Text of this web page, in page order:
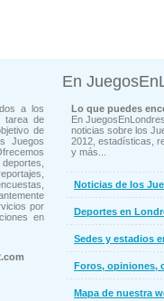
a los
tarea de
de
Juegos
por
en
En
Lo que puedes
En
noticias sobre los
2012, estadísticas,
y más...
Noticias de los
Deportes en
Sedes y estadios
Foros, opiniones,
Mapa de nuestra